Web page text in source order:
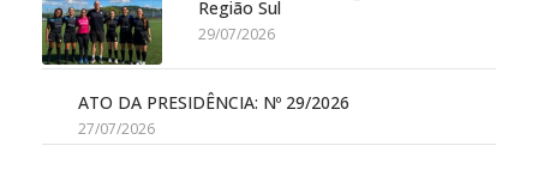
Região Sul
29/07/2026
ATO DA PRESIDÊNCIA: Nº 29/2026
27/07/2026